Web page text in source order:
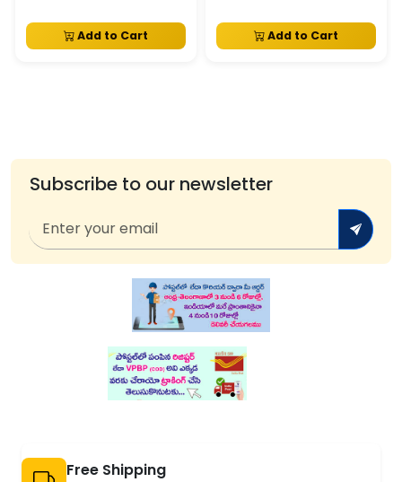
Add to Cart Add to Cart
Subscribe to our newsletter
Free Shipping